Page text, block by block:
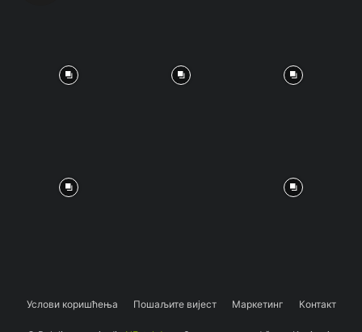
Услови коришћења Пошаљите вијест Маркетинг Контакт